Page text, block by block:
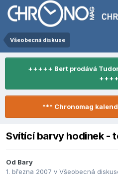
Všeobecná diskuse
+++++ Bert prodává
*** Chronomag
Svítící barvy hodinek -
Od Bary
1. března 2007 v Všeobecná